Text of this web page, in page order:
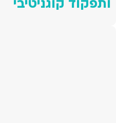
ותפקוד קוגניטיבי